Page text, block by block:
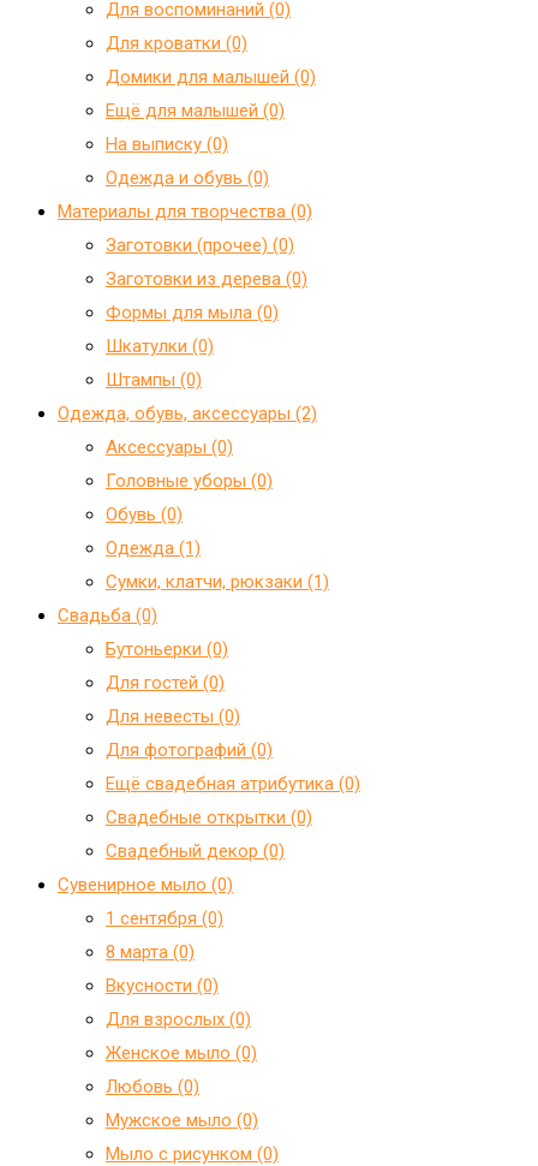
Для воспоминаний (0)
Для кроватки (0)
Домики для малышей (0)
Ещё для малышей (0)
На выписку (0)
Одежда и обувь (0)
Материалы для творчества (0)
Заготовки (прочее) (0)
Заготовки из дерева (0)
Формы для мыла (0)
Шкатулки (0)
Штампы (0)
Одежда, обувь, аксессуары (2)
Аксессуары (0)
Головные уборы (0)
Обувь (0)
Одежда (1)
Сумки, клатчи, рюкзаки (1)
Свадьба (0)
Бутоньерки (0)
Для гостей (0)
Для невесты (0)
Для фотографий (0)
Ещё свадебная атрибутика (0)
Свадебные открытки (0)
Свадебный декор (0)
Сувенирное мыло (0)
1 сентября (0)
8 марта (0)
Вкусности (0)
Для взрослых (0)
Женское мыло (0)
Любовь (0)
Мужское мыло (0)
Мыло с рисунком (0)